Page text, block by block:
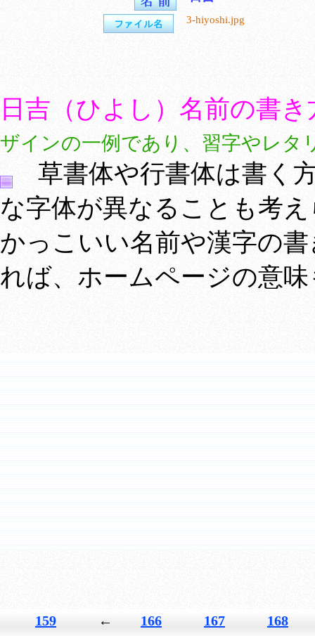
3-hiyoshi.jpg
日吉（ひよし）名前の書
ザインの一例であり、習字やレタ
草書体や行書体は書く
な字体が異なることも考
かっこいい名前や漢字の
れば、ホームページの意
159 ← 166 167 168